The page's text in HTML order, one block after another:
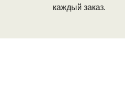
каждый заказ.